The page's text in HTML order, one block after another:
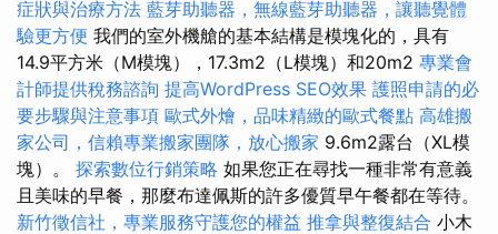
症狀與治療方法 藍芽助聽器，無線藍芽助聽器，讓聽覺體
驗更方便 我們的室外機艙的基本結構是模塊化的，具有
14.9平方米（M模塊），17.3m2（L模塊）和20m2 專業會
計師提供稅務諮詢 提高WordPress SEO效果 護照申請的必
要步驟與注意事項 歐式外燴，品味精緻的歐式餐點 高雄搬
家公司，信賴專業搬家團隊，放心搬家 9.6m2露台（XL模
塊）。 探索數位行銷策略 如果您正在尋找一種非常有意義
且美味的早餐，那麼布達佩斯的許多優質早午餐都在等待。
新竹徵信社，專業服務守護您的權益 推拿與整復結合 小木